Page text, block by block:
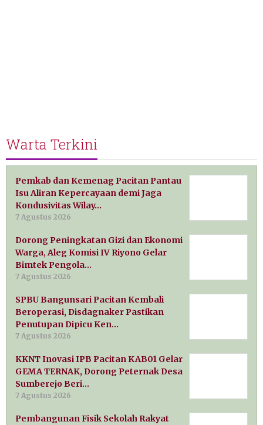
Warta Terkini
Pemkab dan Kemenag Pacitan Pantau
Isu Aliran Kepercayaan demi Jaga
Kondusivitas Wilay…
7 Agustus 2026
Dorong Peningkatan Gizi dan Ekonomi
Warga, Aleg Komisi IV Riyono Gelar
Bimtek Pengola…
7 Agustus 2026
SPBU Bangunsari Pacitan Kembali
Beroperasi, Disdagnaker Pastikan
Penutupan Dipicu Ken…
7 Agustus 2026
KKNT Inovasi IPB Pacitan KAB01 Gelar
GEMA TERNAK, Dorong Peternak Desa
Sumberejo Beri…
7 Agustus 2026
Pembangunan Fisik Sekolah Rakyat